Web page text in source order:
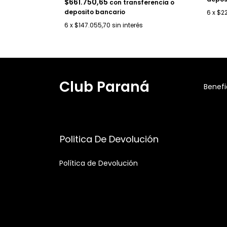
$661.750,65 con transferencia o
deposito bancario
6 x$147.055,70 sin interés
6 x
Club Paraná
Politica De Devolución
Política de Devolución